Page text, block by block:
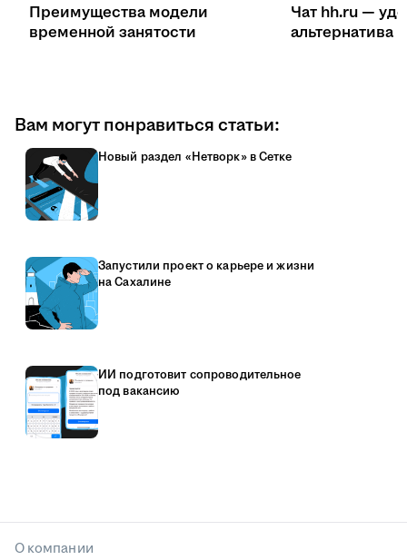
Преимущества модели
временной занятости
Чат hh.ru —
Вам могут понравиться статьи:
Новый раздел «Нетворк» в Сетке
Запустили проект о карьере и жизни
на Сахалине
ИИ подготовит сопроводительное
под вакансию
О компании